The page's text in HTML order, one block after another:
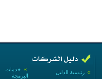
» خدمات
البرمجة
» رئيسية الدليل